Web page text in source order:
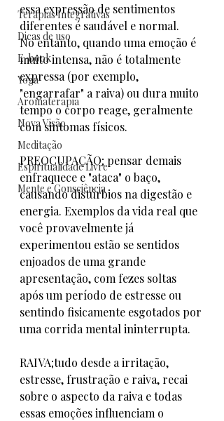
Terapias Integrativas
Dicas de uso
E-book
Yoga
Aromaterapia
Nova Visão
Meditação
Espiritualidade Livre
Mente e Consciência
essa expressão de sentimentos
diferentes é saudável e normal.
No entanto, quando uma emoção é
muito intensa, não é totalmente
expressa (por exemplo,
"engarrafar" a raiva) ou dura muito
tempo o corpo reage, geralmente
com sintomas físicos.
PREOCUPAÇÃO; pensar demais
enfraquece e "ataca" o baço,
causando distúrbios na digestão e
energia. Exemplos da vida real que
você provavelmente já
experimentou estão se sentidos
enjoados de uma grande
apresentação, com fezes soltas
após um período de estresse ou
sentindo fisicamente esgotados por
uma corrida mental ininterrupta.
RAIVA;tudo desde a irritação,
estresse, frustração e raiva, recai
sobre o aspecto da raiva e todas
essas emoções influenciam o